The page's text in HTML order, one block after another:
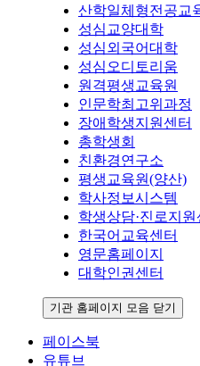
산학일체형전공교
성심교양대학
성심외국어대학
성심오디토리움
원격평생교육원
인문학최고위과정
장애학생지원센터
총학생회
친환경연구소
평생교육원(양산)
학사정보시스템
학생상담·진로지원
한국어교육센터
영문홈페이지
대학인권센터
기관 홈페이지 모음 닫기
페이스북
유튜브